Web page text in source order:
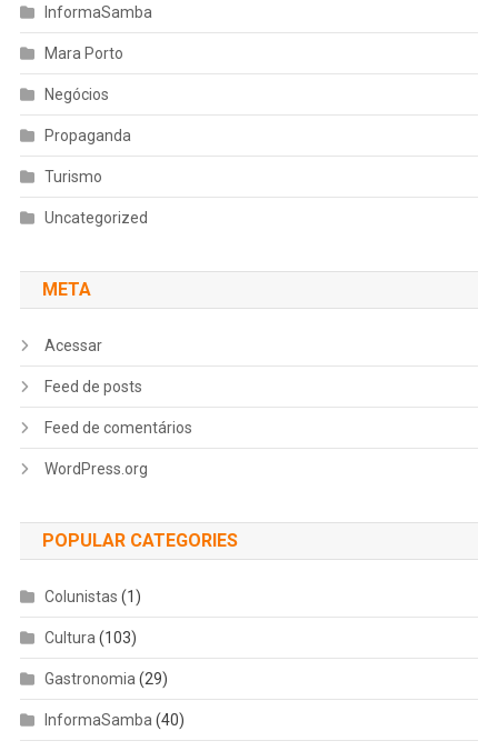
InformaSamba
Mara Porto
Negócios
Propaganda
Turismo
Uncategorized
META
Acessar
Feed de posts
Feed de comentários
WordPress.org
POPULAR CATEGORIES
Colunistas (1)
Cultura (103)
Gastronomia (29)
InformaSamba (40)